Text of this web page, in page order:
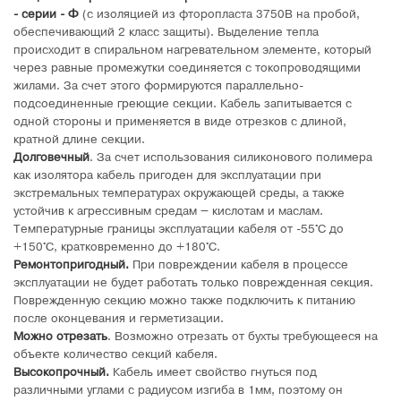
- серии - Ф (с изоляцией из фторопласта 3750В на пробой,
обеспечивающий 2 класс защиты). Выделение тепла
происходит в спиральном нагревательном элементе, который
через равные промежутки соединяется с токопроводящими
жилами. За счет этого формируются параллельно-
подсоединенные греющие секции. Кабель запитывается с
одной стороны и применяется в виде отрезков с длиной,
кратной длине секции.
Долговечный. За счет использования силиконового полимера
как изолятора кабель пригоден для эксплуатации при
экстремальных температурах окружающей среды, а также
устойчив к агрессивным средам – кислотам и маслам.
Температурные границы эксплуатации кабеля от -55°C до
+150°C, кратковременно до +180°C.
Ремонтопригодный. При повреждении кабеля в процессе
эксплуатации не будет работать только поврежденная секция.
Поврежденную секцию можно также подключить к питанию
после оконцевания и герметизации.
Можно отрезать. Возможно отрезать от бухты требующееся на
объекте количество секций кабеля.
Высокопрочный. Кабель имеет свойство гнуться под
различными углами с радиусом изгиба в 1мм, поэтому он